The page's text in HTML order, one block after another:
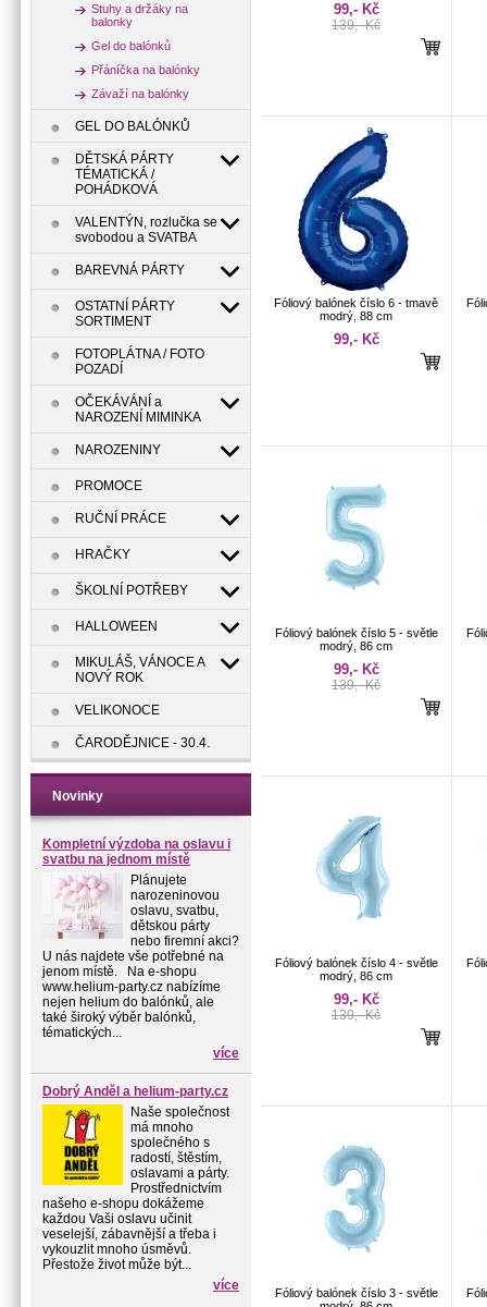
Stuhy a držáky na
balonky
Gel do balónků
Přáníčka na balónky
Závaží na balónky
GEL DO BALÓNKŮ
DĚTSKÁ PÁRTY
TÉMATICKÁ /
POHÁDKOVÁ
VALENTÝN, rozlučka se
svobodou a SVATBA
BAREVNÁ PÁRTY
OSTATNÍ PÁRTY
SORTIMENT
FOTOPLÁTNA / FOTO
POZADÍ
OČEKÁVÁNÍ a
NAROZENÍ MIMINKA
NAROZENINY
PROMOCE
RUČNÍ PRÁCE
HRAČKY
ŠKOLNÍ POTŘEBY
HALLOWEEN
MIKULÁŠ, VÁNOCE A
NOVÝ ROK
VELIKONOCE
ČARODĚJNICE - 30.4.
Novinky
Kompletní výzdoba na oslavu i
svatbu na jednom místě
Plánujete
narozeninovou
oslavu, svatbu,
dětskou párty
nebo firemní akci?
U nás najdete vše potřebné na
jenom místě. Na e-shopu
www.helium-party.cz nabízíme
nejen helium do balónků, ale
také široký výběr balónků,
tématických...
více
Dobrý Anděl a helium-party.cz
Naše společnost
má mnoho
společného s
radostí, štěstím,
oslavami a párty.
Prostřednictvím
našeho e-shopu dokážeme
každou Vaši oslavu učinit
veselejší, zábavnější a třeba i
vykouzlit mnoho úsměvů.
Přestože život může být...
více
99,- Kč
139,- Kč
Fóliový balónek číslo 6 - tmavě
modrý, 88 cm
99,- Kč
Fóliový balónek číslo 5 - světle
modrý, 86 cm
99,- Kč
139,- Kč
Fóliový balónek číslo 4 - světle
modrý, 86 cm
99,- Kč
139,- Kč
Fóliový balónek číslo 3 - světle